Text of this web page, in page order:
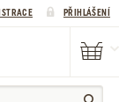
PŘIHLÁŠENÍ